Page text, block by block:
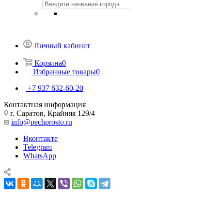
Личный кабинет
Корзина0
Избранные товары0
+7 937 632-60-20
Контактная информация
г. Саратов, Крайняя 129/4
info@pechprosto.ru
Вконтакте
Telegram
WhatsApp